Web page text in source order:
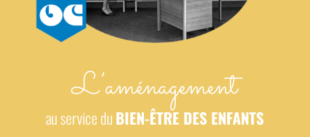
L’aménagement
au service duBIEN-ÊTRE DES ENFANTS